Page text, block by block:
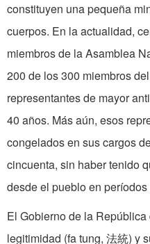
constituyen una pequeña
cuerpos. En la actualidad,
miembros de la Asamblea
200 de los 300 miembros
representantes de mayor
40 años. Más aún, esos
congelados en sus cargos
cincuenta, sin haber tenido
desde el pueblo en períodos
El Gobierno de la
legitimidad (fa tung, 法統) y